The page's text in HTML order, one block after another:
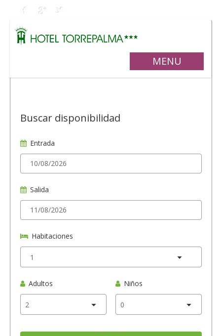
MENU
Buscar disponibilidad
Entrada
Salida
Habitaciones
Adultos Niños